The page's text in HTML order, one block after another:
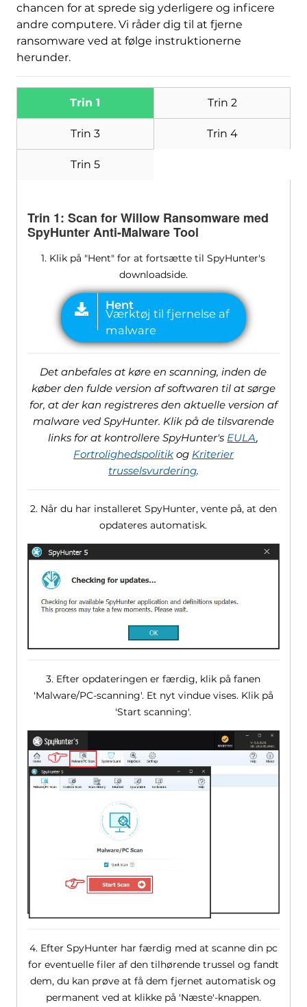
chancen for at sprede sig yderligere og inficere
andre computere. Vi råder dig til at fjerne
ransomware ved at følge instruktionerne
herunder.
Trin 1 Trin 2
Trin 3 Trin 4
Trin 5
Trin 1: Scan for Willow Ransomware med
SpyHunter Anti-Malware Tool
1. Klik på "Hent" for at fortsætte til SpyHunter's
downloadside.
Hent
Værktøj til fjernelse af
Det anbefales at køre en scanning, inden de
køber den fulde version af softwaren til at sørge
for, at der kan registreres den aktuelle version af
malware ved SpyHunter. Klik på de tilsvarende
links for at kontrollere SpyHunter's EULA,
Fortrolighedspolitikog Kriterier
trusselsvurdering.
2. Når du har installeret SpyHunter, vente på, at den
opdateres automatisk.
3. Efter opdateringen er færdig, klik på fanen
'Malware/PC-scanning'. Et nyt vindue vises. Klik på
'Start scanning'.
4. Efter SpyHunter har færdig med at scanne din pc
for eventuelle filer af den tilhørende trussel og fandt
dem, du kan prøve at få dem fjernet automatisk og
permanent ved at klikke på 'Næste'-knappen.